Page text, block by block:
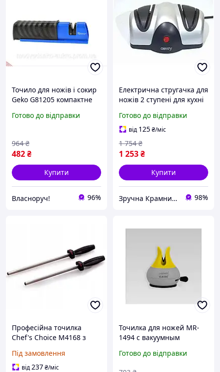
Точило для ножів і сокир
Geko G81205 компактне
заточування лез на кухні
Готово до відправки
482₴
964 ₴
Купити
Власноруч! 96%
Електрична стругачка для
ножів 2 ступені для кухні
Готово до відправки
від 125₴/міс
1 253₴
1 754 ₴
Купити
Зручна Крамниця 98%
Професійна точилка
Chef's Choice M4168 з
кухонних ножів
універсальна компактна
Під замовлення
від237₴/міс
Точилка для ножей MR-
1494 с вакуумным
предварительной и
Готово до відправки